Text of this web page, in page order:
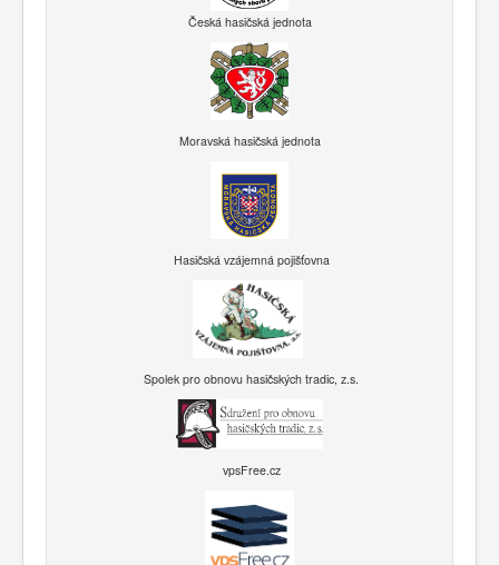
Česká hasičská jednota
Moravská hasičská jednota
Hasičská vzájemná pojišťovna
Spolek pro obnovu hasičských tradic, z.s.
vpsFree.cz